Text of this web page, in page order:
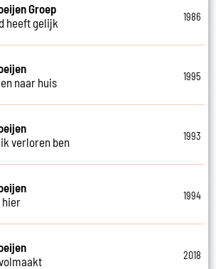
Groep
heeft gelijk
1986
naar huis
1995
verloren ben
1993
hier
1994
2018